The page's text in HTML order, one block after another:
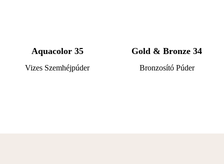
Aquacolor 35
Vizes Szemhéjpúder
Gold & Bronze 34
Bronzosító Púder